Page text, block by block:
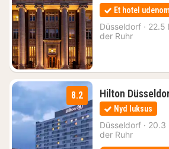
Et hotel
Düsseldorf · 22.5
der Ruhr
8.2 Hilton
Nyd luksus
Düsseldorf · 20.3
der Ruhr